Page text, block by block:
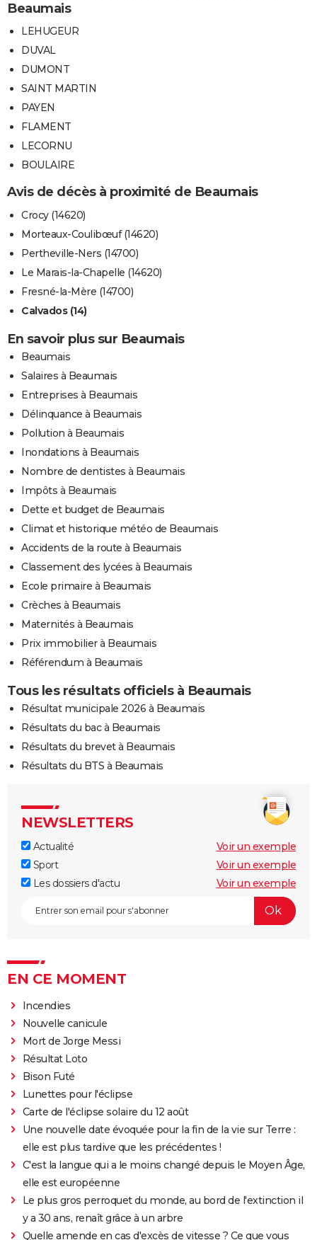
Beaumais
LEHUGEUR
DUVAL
DUMONT
SAINT MARTIN
PAYEN
FLAMENT
LECORNU
BOULAIRE
Avis de décès à proximité de Beaumais
Crocy (14620)
Morteaux-Coulibœuf (14620)
Pertheville-Ners (14700)
Le Marais-la-Chapelle (14620)
Fresné-la-Mère (14700)
Calvados (14)
En savoir plus sur Beaumais
Beaumais
Salaires à Beaumais
Entreprises à Beaumais
Délinquance à Beaumais
Pollution à Beaumais
Inondations à Beaumais
Nombre de dentistes à Beaumais
Impôts à Beaumais
Dette et budget de Beaumais
Climat et historique météo de Beaumais
Accidents de la route à Beaumais
Classement des lycées à Beaumais
Ecole primaire à Beaumais
Crèches à Beaumais
Maternités à Beaumais
Prix immobilier à Beaumais
Référendum à Beaumais
Tous les résultats officiels à Beaumais
Résultat municipale 2026 à Beaumais
Résultats du bac à Beaumais
Résultats du brevet à Beaumais
Résultats du BTS à Beaumais
NEWSLETTERS
Actualité
Voir un exemple
Sport
Voir un exemple
Les dossiers d'actu
Voir un exemple
EN CE MOMENT
Incendies
Nouvelle canicule
Mort de Jorge Messi
Résultat Loto
Bison Futé
Lunettes pour l'éclipse
Carte de l'éclipse solaire du 12 août
Une nouvelle date évoquée pour la fin de la vie sur Terre :
elle est plus tardive que les précédentes !
C'est la langue qui a le moins changé depuis le Moyen Âge,
elle est européenne
Le plus gros perroquet du monde, au bord de l'extinction il
y a 30 ans, renaît grâce à un arbre
Quelle amende en cas d'excès de vitesse ? Ce que vous